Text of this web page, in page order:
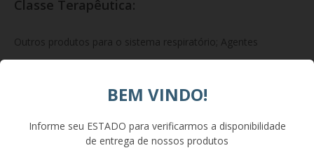
Classe Terapêutica:
Outros produtos para o sistema respiratório; Agentes
imunossupressores; Antifibróticos pulmonares.
Apresentação:
BEM VINDO!
Informe seu ESTADO para verificarmos a disponibilidade
de entrega de nossos produtos